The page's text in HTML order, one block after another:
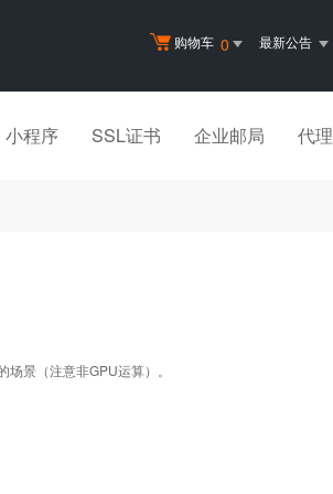
购物车 0 最新公告
小程序 SSL证书 企业邮局 代理
景（注意非GPU运算）。